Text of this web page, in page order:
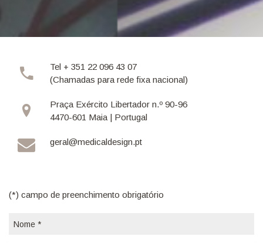
Tel + 351 22 096 43 07
(Chamadas para rede fixa nacional)
Praça Exército Libertador n.º 90-96
4470-601 Maia | Portugal
geral@medicaldesign.pt
(*) campo de preenchimento obrigatório